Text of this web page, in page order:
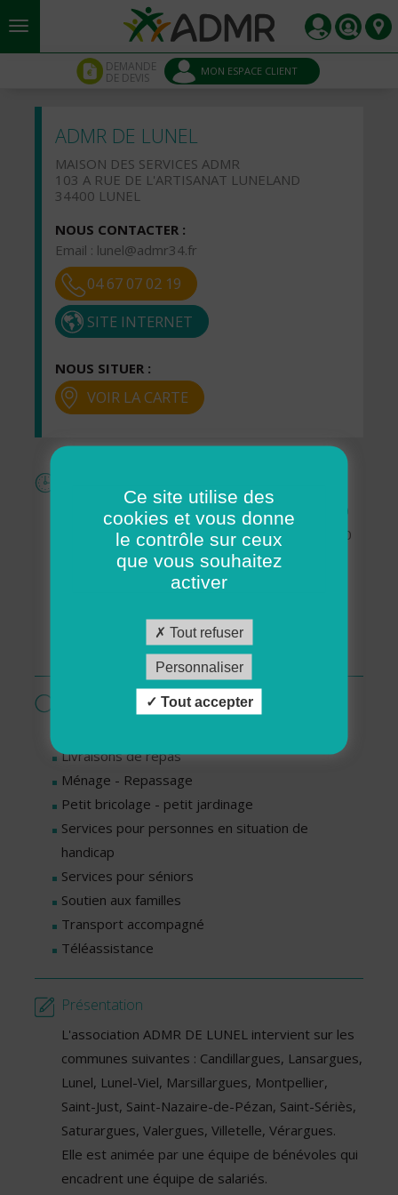
Aller au contenu principal
DEMANDE
DE DEVIS MON ESPACE CLIENT
ADMR DE LUNEL
MAISON DES SERVICES ADMR
103 A RUE DE L'ARTISANAT LUNELAND
34400 LUNEL
NOUS CONTACTER :
Email : lunel@admr34.fr
04 67 07 02 19
SITE INTERNET
NOUS SITUER :
VOIR LA CARTE
Lundi : De 09h00 à 12h30 et de 13h30 à 17h00
Mardi : De 09h00 à 12h30 et de 13h30 à 17h00
Mercredi : De 09h00 à 12h30 et de 13h30 à
Vendredi : De 09h00 à 12h30 et de 13h30 à
Services proposés par cette association
Livraisons de repas
Ménage - Repassage
Petit bricolage - petit jardinage
Services pour personnes en situation de
handicap
Services pour séniors
Soutien aux familles
Transport accompagné
Téléassistance
Présentation
L'association ADMR DE LUNEL intervient sur les
communes suivantes : Candillargues, Lansargues,
Lunel, Lunel-Viel, Marsillargues, Montpellier,
Saint-Just, Saint-Nazaire-de-Pézan, Saint-Sériès,
Saturargues, Valergues, Villetelle, Vérargues.
Elle est animée par une équipe de bénévoles qui
encadrent une équipe de salariés.
Panneau de gestion des cookies
Ce site utilise des
cookies et vous donne
le contrôle sur ceux
que vous souhaitez
activer
Tout refuser
Personnaliser
Tout accepter